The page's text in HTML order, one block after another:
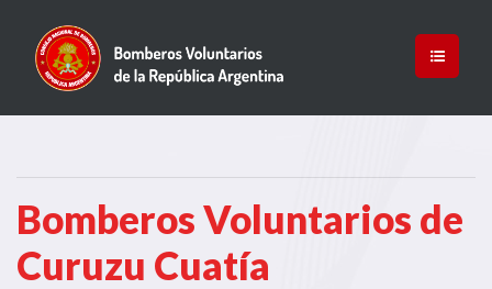
Bomberos Voluntarios de
Curuzu Cuatía